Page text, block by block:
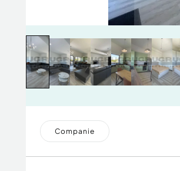
Companie